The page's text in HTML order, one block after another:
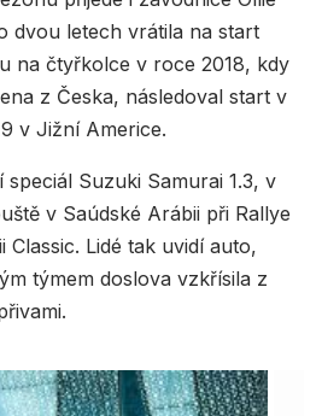
dvou letech vrátila na start
na čtyřkolce v roce 2018, kdy
z Česka, následoval start v
v Jižní Americe.
Suzuki Samurai 1.3, v
v Saúdské Arábii při Rallye
Classic. Lidé tak uvidí auto,
týmem doslova vzkřísila z